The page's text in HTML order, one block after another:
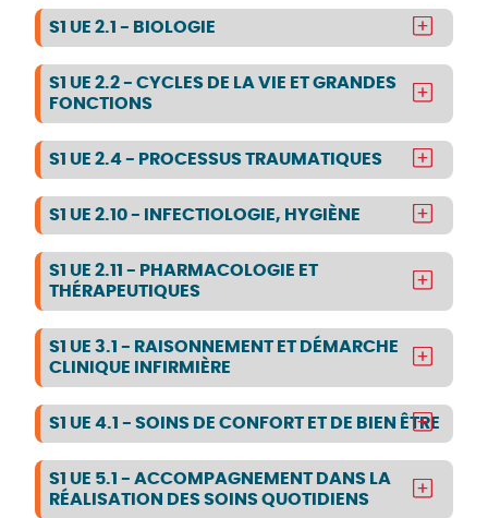
S1 UE 2.1 - BIOLOGIE
S1 UE 2.2 - CYCLES DE LA VIE ET GRANDES
FONCTIONS
S1 UE 2.4 - PROCESSUS TRAUMATIQUES
S1 UE 2.10 - INFECTIOLOGIE, HYGIÈNE
S1 UE 2.11 - PHARMACOLOGIE ET
THÉRAPEUTIQUES
S1 UE 3.1 - RAISONNEMENT ET DÉMARCHE
CLINIQUE INFIRMIÈRE
S1 UE 4.1 - SOINS DE CONFORT ET DE BIEN ÊTRE
S1 UE 5.1 - ACCOMPAGNEMENT DANS LA
RÉALISATION DES SOINS QUOTIDIENS